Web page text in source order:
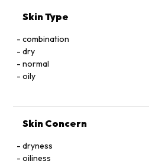
PHENOXYETHANOL
Skin Type
combination
dry
normal
oily
Skin Concern
dryness
oiliness